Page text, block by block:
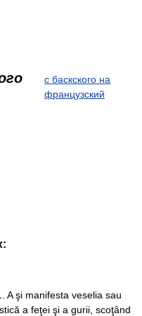
с баскского на
французский
şi manifesta veselia sau
a feţei şi a gurii, scoţând